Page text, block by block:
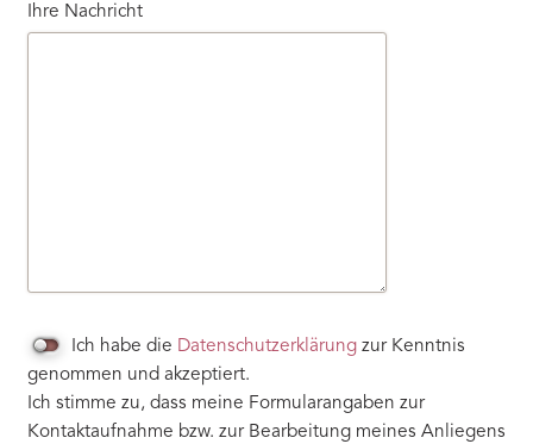
Ihre Nachricht
Ich habe die Datenschutzerklärungzur Kenntnis
genommen und akzeptiert.
Ich stimme zu, dass meine Formularangaben zur
Kontaktaufnahme bzw. zur Bearbeitung meines Anliegens